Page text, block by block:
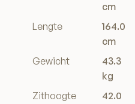
cm
Lengte
164.0
cm
Gewicht
43.3
kg
Zithoogte
42.0